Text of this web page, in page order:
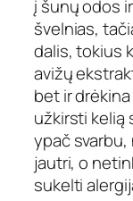
į šunų odos
švelnias,
dalis, tokius
avižų
bet ir
užkirsti kelią
ypač
jautri, o
sukelti